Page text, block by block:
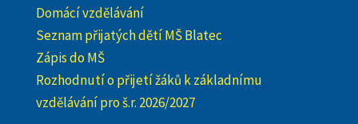
Domácí vzdělávání
Seznam přijatých dětí MŠ Blatec
Zápis do MŠ
Rozhodnutí o přijetí žáků k základnímu
vzdělávání pro š.r. 2026/2027